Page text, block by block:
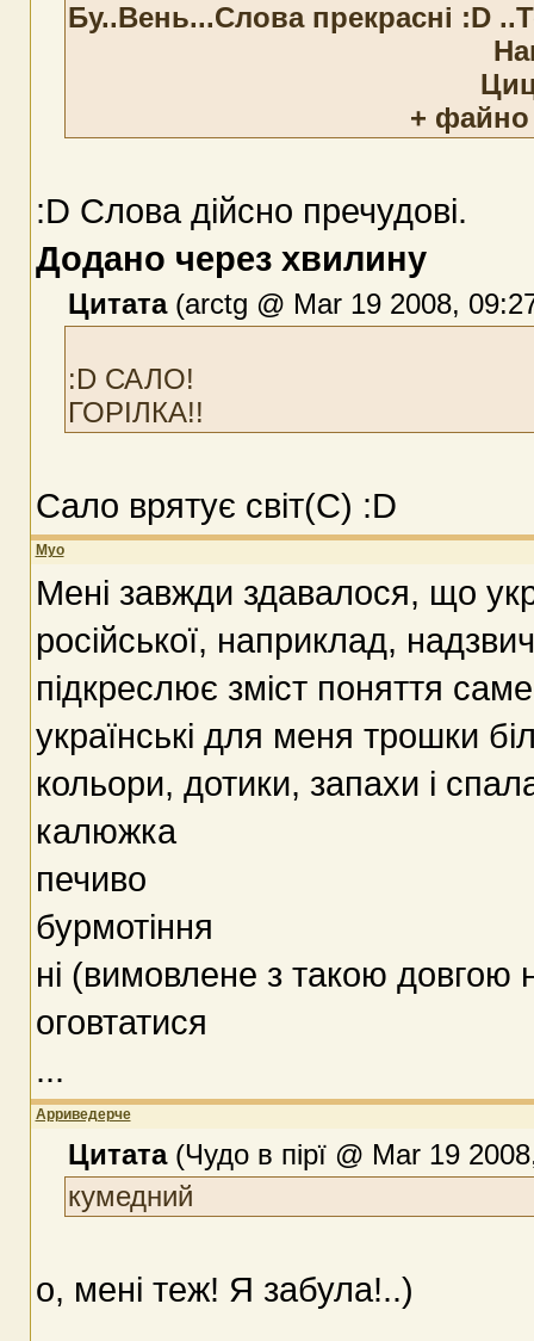
Бу..Вень...Слова прекрасні :D
+
:D Слова дійсно пречудові.
Додано через хвилину
Цитата(arctg @ Mar 19 2008,
:D САЛО!
ГОРІЛКА!!
Сало врятує світ(С) :D
Myo
Мені завжди здавалося, що
російської, наприклад,
підкреслює зміст поняття
українські для меня трошки
кольори, дотики, запахи і
калюжка
печиво
бурмотіння
ні (вимовлене з такою
оговтатися
...
Арриведерче
Цитата(Чудо в пірї @ Mar 19
кумедний
о, менi теж! Я забула!..)